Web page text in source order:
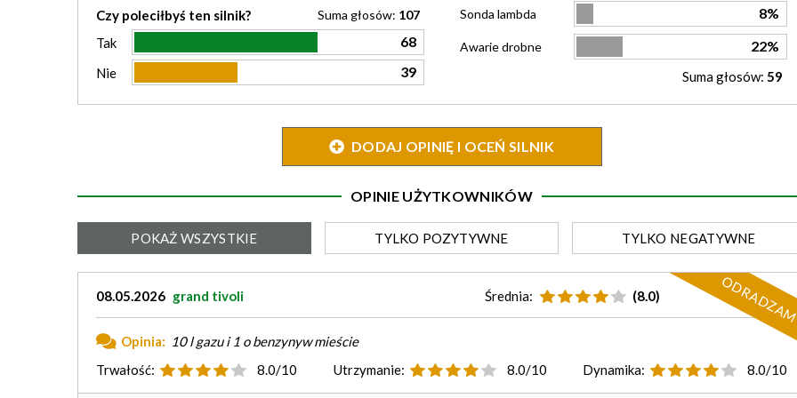
Czy poleciłbyś ten silnik? Suma głosów: 107
Tak 68
Nie 39
Sonda lambda 8%
Awarie drobne 22%
Suma głosów: 59
DODAJ OPINIĘ I OCEŃ SILNIK
OPINIE UŻYTKOWNIKÓW
POKAŻ WSZYSTKIE TYLKO POZYTYWNE TYLKO NEGATYWNE
08.05.2026 grand tivoli Średnia: (8.0)
Opinia: 10 l gazu i 1 o benzynyw mieście
Trwałość:
8.0/10 Utrzymanie: 8.0/10 Dynamika: 8.0/10